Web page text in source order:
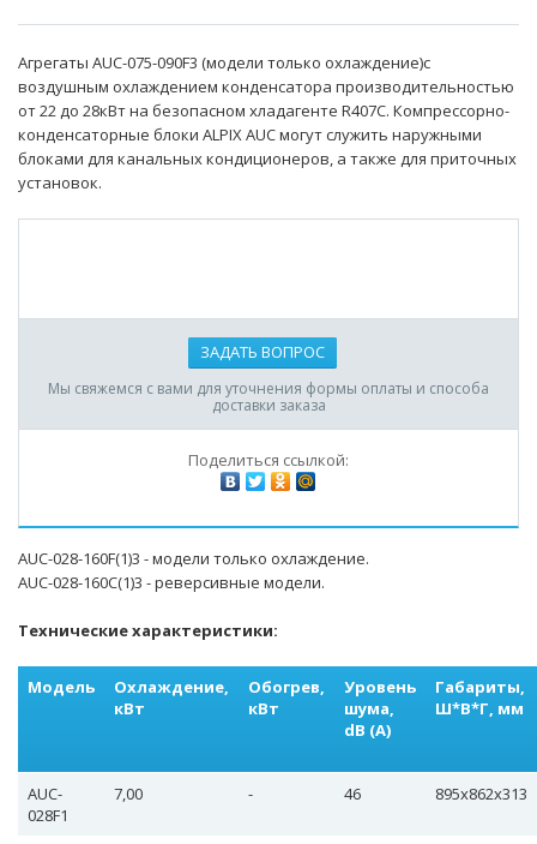
Агрегаты AUC-075-090F3 (модели только охлаждение)с
воздушным охлаждением конденсатора производительностью
от 22 до 28кВт на безопасном хладагенте R407С. Компрессорно-
конденсаторные блоки ALPIX AUC могут служить наружными
блоками для канальных кондиционеров, а также для приточных
установок.
ЗАДАТЬ ВОПРОС
Мы свяжемся с вами для уточнения формы оплаты и способа
доставки заказа
Поделиться ссылкой:
AUC-028-160F(1)3 - модели только охлаждение.
AUC-028-160С(1)3 - реверсивные модели.
Технические характеристики:
Модель
Охлаждение,
кВт
Обогрев,
кВт
Уровень
шума,
dB (A)
Габариты,
Ш*В*Г, мм
AUC-
028F1
7,00 - 46 895х862х313